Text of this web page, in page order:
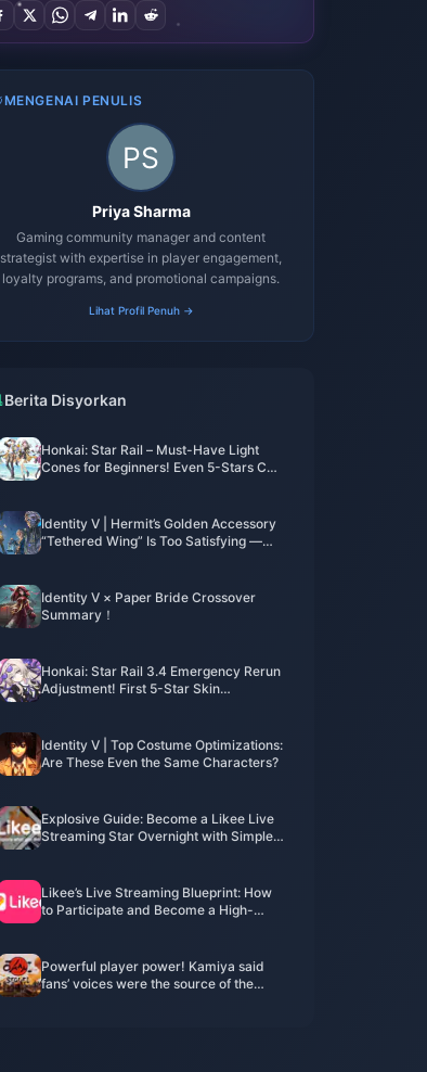
MENGENAI PENULIS
Priya Sharma
Gaming community manager and content
strategist with expertise in player engagement,
loyalty programs, and promotional campaigns.
Lihat Profil Penuh →
Berita Disyorkan
Honkai: Star Rail – Must-Have Light
Cones for Beginners! Even 5-Stars Can
Identity V | Hermit’s Golden Accessory
“Tethered Wing” Is Too Satisfying —
Identity V × Paper Bride Crossover
Summary！
Honkai: Star Rail 3.4 Emergency Rerun
Adjustment! First 5-Star Skin
Identity V | Top Costume Optimizations:
Are These Even the Same Characters?
Explosive Guide: Become a Likee Live
Streaming Star Overnight with Simple
Likee’s Live Streaming Blueprint: How
to Participate and Become a High-
Powerful player power! Kamiya said
fans’ voices were the source of the